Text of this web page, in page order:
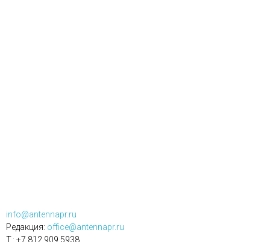
info@antennapr.ru
Редакция: office@antennapr.ru
T.: +7 812 909 5938